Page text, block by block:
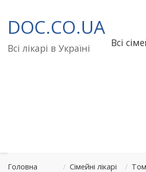
до
вмісту
DOC.CO.UA
Всі лікарі в Україні Всі
Головна / Сімейні лікарі /